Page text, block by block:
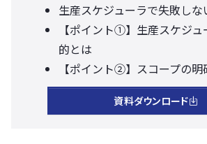
生産スケジューラで失敗しな
【ポイント①】生産スケジ
的とは
【ポイント②】スコープの明
資料ダウンロード